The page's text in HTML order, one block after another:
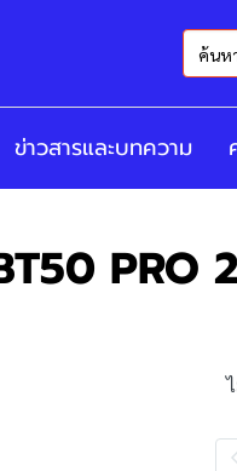
ข่าวสารและบทความ
PRO